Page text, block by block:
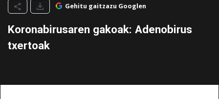
Gehitu gaitzazu Googlen
Koronabirusaren gakoak: Adenobirus
txertoak